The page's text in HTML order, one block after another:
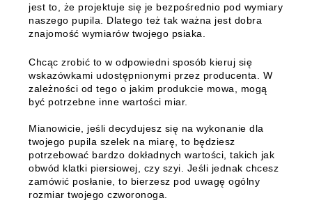
jest to, że projektuje się je bezpośrednio pod wymiary
naszego pupila. Dlatego też tak ważna jest dobra
znajomość wymiarów twojego psiaka.
Chcąc zrobić to w odpowiedni sposób kieruj się
wskazówkami udostępnionymi przez producenta. W
zależności od tego o jakim produkcie mowa, mogą
być potrzebne inne wartości miar.
Mianowicie, jeśli decydujesz się na wykonanie dla
twojego pupila szelek na miarę, to będziesz
potrzebować bardzo dokładnych wartości, takich jak
obwód klatki piersiowej, czy szyi. Jeśli jednak chcesz
zamówić posłanie, to bierzesz pod uwagę ogólny
rozmiar twojego czworonoga.